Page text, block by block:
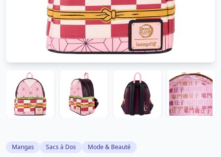
Mangas Sacs à Dos Mode & Beauté